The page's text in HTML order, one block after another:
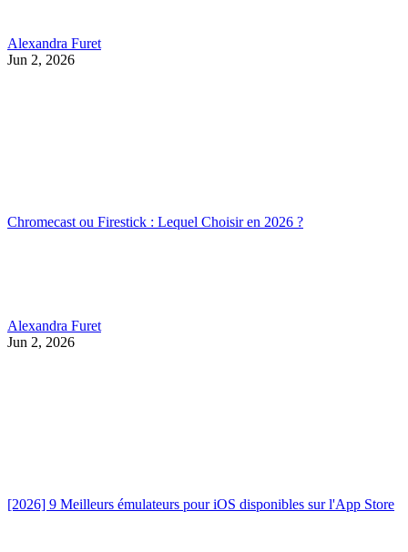
Alexandra Furet
Jun 2, 2026
Chromecast ou Firestick : Lequel Choisir en 2026 ?
Alexandra Furet
Jun 2, 2026
[2026] 9 Meilleurs émulateurs pour iOS disponibles sur l'App Store